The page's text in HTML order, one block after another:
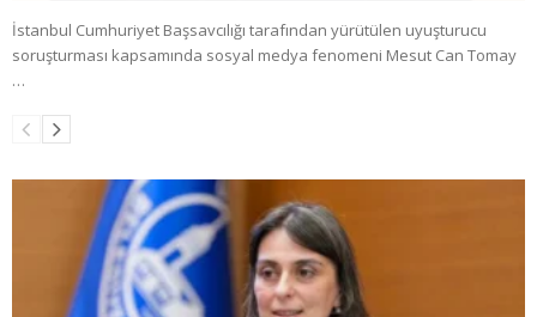
İstanbul Cumhuriyet Başsavcılığı tarafından yürütülen uyuşturucu
soruşturması kapsamında sosyal medya fenomeni Mesut Can Tomay
…